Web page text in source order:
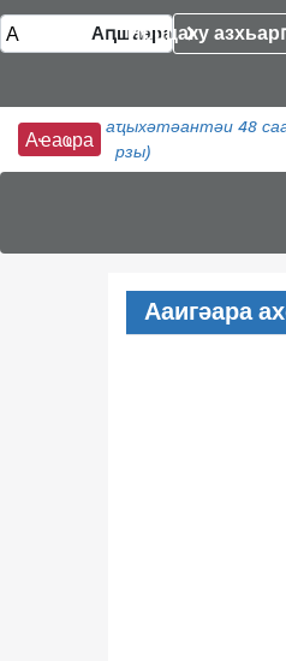
Ирццаку
аҵыхәтәантәи 48
рзы)
Аҽаҩра
Ааигәара